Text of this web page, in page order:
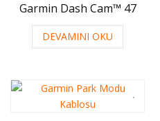
Garmin Dash Cam™ 47
DEVAMINI OKU